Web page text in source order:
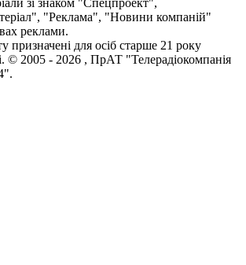
зі знаком "Спецпроект",
"Реклама", "Новини компаній"
реклами.
призначені для осіб старше 21 року
© 2005 - 2026 , ПрАТ "Телерадіокомпанія